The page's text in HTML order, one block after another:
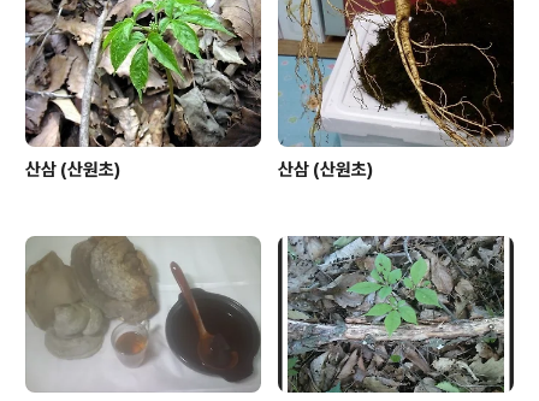
산삼 (산원초) 산삼 (산원초)